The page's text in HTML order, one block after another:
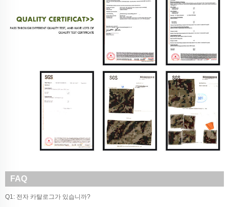
FAQ
Q1: 전자 카탈로그가 있습니까?